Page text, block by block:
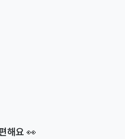
해요 👀